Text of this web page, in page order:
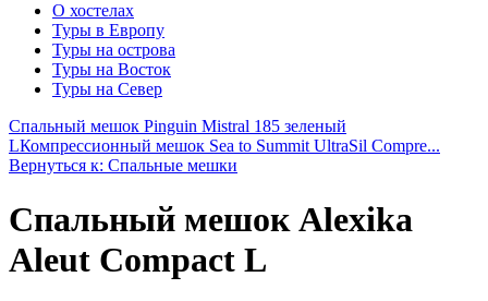
О хостелах
Туры в Европу
Туры на острова
Туры на Восток
Туры на Север
Спальный мешок Pinguin Mistral 185 зеленый
LКомпрессионный мешок Sea to Summit UltraSil Compre...
Вернуться к: Спальные мешки
Спальный мешок Alexika
Aleut Compact L